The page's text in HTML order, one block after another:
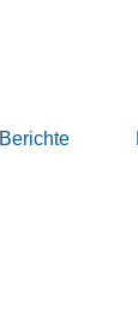
Berichte